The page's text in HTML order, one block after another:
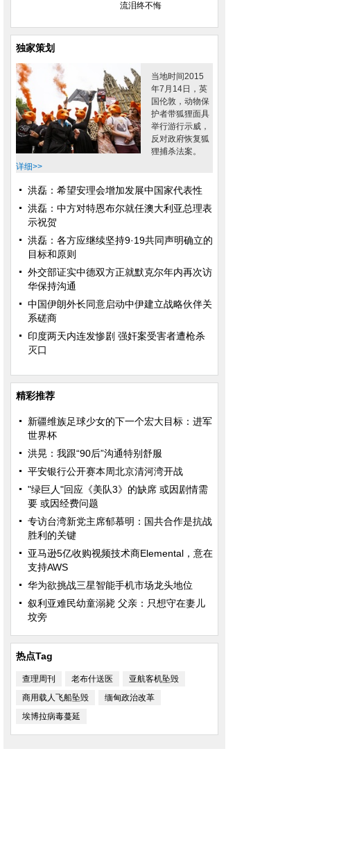
障碍
世界上最性感的脱衣舞娘
流泪终不悔
独家策划
当地时间2015
年7月14日，英
国伦敦，动物保
护者带狐狸面具
举行游行示威，
反对政府恢复狐
狸捕杀法案。
详细>>
洪磊：希望安理会增加发展中国家代表性
洪磊：中方对特恩布尔就任澳大利亚总理表
示祝贺
洪磊：各方应继续坚持9·19共同声明确立的
目标和原则
外交部证实中德双方正就默克尔年内再次访
华保持沟通
中国伊朗外长同意启动中伊建立战略伙伴关
系磋商
印度两天内连发惨剧 强奸案受害者遭枪杀
灭口
精彩推荐
新疆维族足球少女的下一个宏大目标：进军
世界杯
洪晃：我跟“90后”沟通特别舒服
平安银行公开赛本周北京清河湾开战
"绿巨人"回应《美队3》的缺席 或因剧情需
要 或因经费问题
专访台湾新党主席郁慕明：国共合作是抗战
胜利的关键
亚马逊5亿收购视频技术商Elemental，意在
支持AWS
华为欲挑战三星智能手机市场龙头地位
叙利亚难民幼童溺毙 父亲：只想守在妻儿
坟旁
热点Tag
查理周刊 老布什送医
亚航客机坠毁
商用载人飞船坠毁
缅甸政治改革
埃博拉病毒蔓延